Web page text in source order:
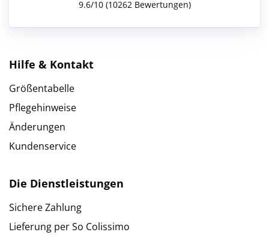
Hilfe & Kontakt
Größentabelle
Pflegehinweise
Änderungen
Kundenservice
Die Dienstleistungen
Sichere Zahlung
Lieferung per So Colissimo